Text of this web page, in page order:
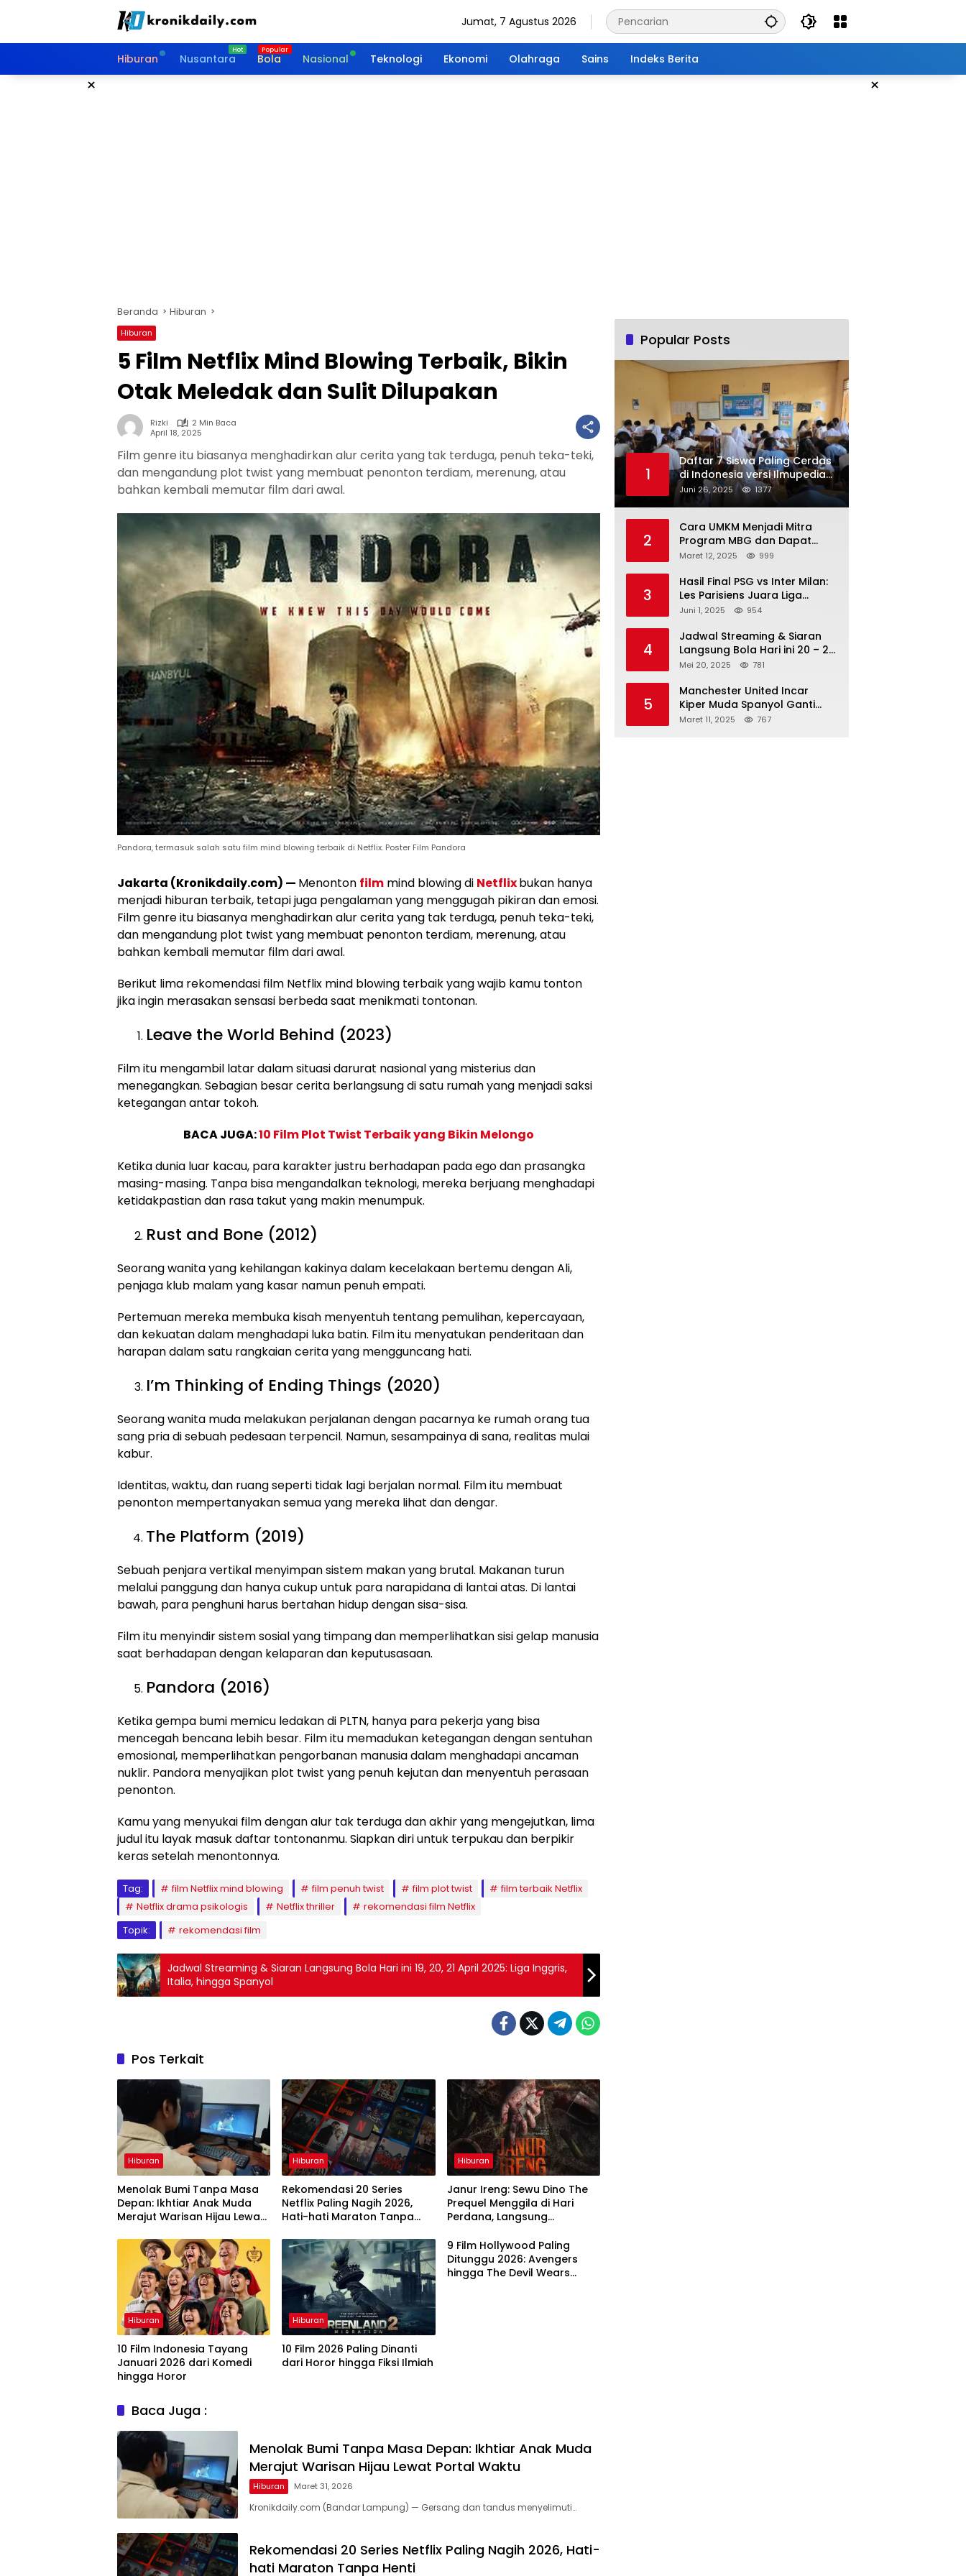
Jumat, 7 Agustus 2026
Hiburan Nusantara Bola Nasional Teknologi Ekonomi Olahraga Sains Indeks Berita
× ×
Beranda Hiburan
Hiburan
5 Film Netflix Mind Blowing Terbaik, Bikin
Otak Meledak dan Sulit Dilupakan
Rizki
2 Min Baca
April 18, 2025
Film genre itu biasanya menghadirkan alur cerita yang tak terduga, penuh teka-teki,
dan mengandung plot twist yang membuat penonton terdiam, merenung, atau
bahkan kembali memutar film dari awal.
Pandora, termasuk salah satu film mind blowing terbaik di Netflix. Poster Film Pandora
Jakarta (Kronikdaily.com) — Menonton film mind blowing di Netflixbukan hanya
menjadi hiburan terbaik, tetapi juga pengalaman yang menggugah pikiran dan emosi.
Film genre itu biasanya menghadirkan alur cerita yang tak terduga, penuh teka-teki,
dan mengandung plot twist yang membuat penonton terdiam, merenung, atau
bahkan kembali memutar film dari awal.
Berikut lima rekomendasi film Netflix mind blowing terbaik yang wajib kamu tonton
jika ingin merasakan sensasi berbeda saat menikmati tontonan.
Leave the World Behind (2023)
Film itu mengambil latar dalam situasi darurat nasional yang misterius dan
menegangkan. Sebagian besar cerita berlangsung di satu rumah yang menjadi saksi
ketegangan antar tokoh.
BACA JUGA:10 Film Plot Twist Terbaik yang Bikin Melongo
Ketika dunia luar kacau, para karakter justru berhadapan pada ego dan prasangka
masing-masing. Tanpa bisa mengandalkan teknologi, mereka berjuang menghadapi
ketidakpastian dan rasa takut yang makin menumpuk.
Rust and Bone (2012)
Seorang wanita yang kehilangan kakinya dalam kecelakaan bertemu dengan Ali,
penjaga klub malam yang kasar namun penuh empati.
Pertemuan mereka membuka kisah menyentuh tentang pemulihan, kepercayaan,
dan kekuatan dalam menghadapi luka batin. Film itu menyatukan penderitaan dan
harapan dalam satu rangkaian cerita yang mengguncang hati.
I’m Thinking of Ending Things (2020)
Seorang wanita muda melakukan perjalanan dengan pacarnya ke rumah orang tua
sang pria di sebuah pedesaan terpencil. Namun, sesampainya di sana, realitas mulai
kabur.
Identitas, waktu, dan ruang seperti tidak lagi berjalan normal. Film itu membuat
penonton mempertanyakan semua yang mereka lihat dan dengar.
The Platform (2019)
Sebuah penjara vertikal menyimpan sistem makan yang brutal. Makanan turun
melalui panggung dan hanya cukup untuk para narapidana di lantai atas. Di lantai
bawah, para penghuni harus bertahan hidup dengan sisa-sisa.
Film itu menyindir sistem sosial yang timpang dan memperlihatkan sisi gelap manusia
saat berhadapan dengan kelaparan dan keputusasaan.
Pandora (2016)
Ketika gempa bumi memicu ledakan di PLTN, hanya para pekerja yang bisa
mencegah bencana lebih besar. Film itu memadukan ketegangan dengan sentuhan
emosional, memperlihatkan pengorbanan manusia dalam menghadapi ancaman
nuklir. Pandora menyajikan plot twist yang penuh kejutan dan menyentuh perasaan
penonton.
Kamu yang menyukai film dengan alur tak terduga dan akhir yang mengejutkan, lima
judul itu layak masuk daftar tontonanmu. Siapkan diri untuk terpukau dan berpikir
keras setelah menontonnya.
Tag: film Netflix mind blowing film penuh twist film plot twist
film terbaik Netflix
Netflix drama psikologis
Netflix thriller
rekomendasi film Netflix
Topik:
rekomendasi film
Jadwal Streaming & Siaran Langsung Bola Hari ini 19, 20, 21 April 2025: Liga Inggris,
Italia, hingga Spanyol
Pos Terkait
Hiburan
Menolak Bumi Tanpa Masa
Depan: Ikhtiar Anak Muda
Merajut Warisan Hijau Lewat
Hiburan
Rekomendasi 20 Series
Netflix Paling Nagih 2026,
Hati-hati Maraton Tanpa
Hiburan
Janur Ireng: Sewu Dino The
Prequel Menggila di Hari
Perdana, Langsung
Hiburan
10 Film Indonesia Tayang
Januari 2026 dari Komedi
hingga Horor
Hiburan
10 Film 2026 Paling Dinanti
dari Horor hingga Fiksi Ilmiah
9 Film Hollywood Paling
Ditunggu 2026: Avengers
hingga The Devil Wears
Baca Juga :
Menolak Bumi Tanpa Masa Depan: Ikhtiar Anak Muda
Merajut Warisan Hijau Lewat Portal Waktu
Hiburan Maret 31, 2026
Kronikdaily.com (Bandar Lampung) — Gersang dan tandus menyelimuti…
Rekomendasi 20 Series Netflix Paling Nagih 2026, Hati-
hati Maraton Tanpa Henti
Popular Posts
1
Daftar 7 Siswa Paling Cerdas
di Indonesia versi Ilmupedia
Tryout UTBK 2025
Juni 26, 2025 1377
2
Cara UMKM Menjadi Mitra
Program MBG dan Dapat
Modal Hingga Rp500 Juta
Maret 12, 2025 999
3
Hasil Final PSG vs Inter Milan:
Les Parisiens Juara Liga
Champions 2025 usai Bantai il
Juni 1, 2025 954
4
Jadwal Streaming & Siaran
Langsung Bola Hari ini 20 – 21
Mei 2025: Manchester City vs
Mei 20, 2025 781
5
Manchester United Incar
Kiper Muda Spanyol Ganti
Andre Onana
Maret 11, 2025 767